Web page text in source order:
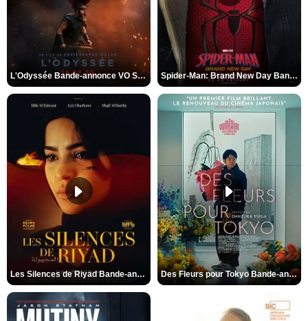
L'Odyssée Bande-annonce VO STFR Spider-Man: Brand New Day Bande-annonce VO STFR
Les Silences de Riyad Bande-annonce VO STFR Des Fleurs pour Tokyo Bande-annonce VO STFR